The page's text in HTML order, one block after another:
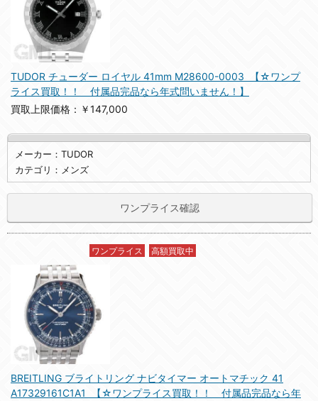
TUDOR チューダー ロイヤル 41mm M28600-0003 【☆ワンプ
ライス買取！！ 付属品完品なら年式問いません！】
買取上限価格：￥147,000
メーカー：TUDOR
カテゴリ：メンズ
ワンプライス確認
ワンプライス 高額買取中
BREITLING ブライトリング ナビタイマー オートマチック 41
A17329161C1A1 【☆ワンプライス買取！！ 付属品完品なら年